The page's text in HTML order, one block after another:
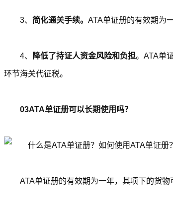
3、 简化通关手续。 ATA单证册的有效期为
4、 降低了持证人资金风险和负担。ATA单
环节海关代征税。
03ATA单证册可以长期使用吗？
ATA单证册的有效期为一年，其项下的货